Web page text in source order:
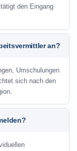
den Eingang
an?
Umschulungen
sich nach den